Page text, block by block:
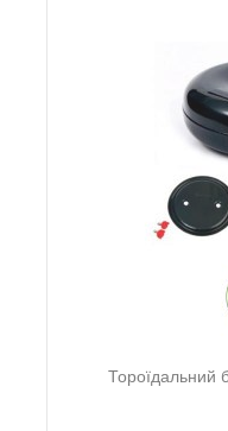
Тороїдальний